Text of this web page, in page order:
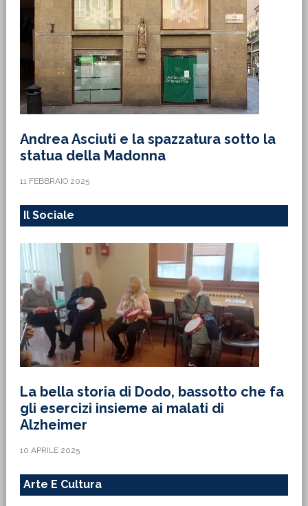
Andrea Asciuti e la spazzatura sotto la
statua della Madonna
11 FEBBRAIO 2025
Il Sociale
La bella storia di Dodo, bassotto che fa
gli esercizi insieme ai malati di
Alzheimer
10 APRILE 2025
Arte E Cultura